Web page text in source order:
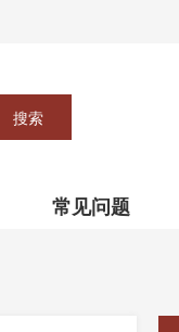
搜索
常见问题